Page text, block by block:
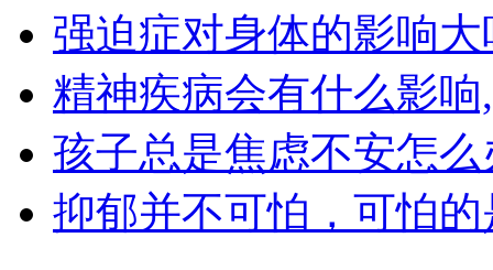
强迫症对身体的影响
精神疾病会有什么影
孩子总是焦虑不安怎
抑郁并不可怕，可怕